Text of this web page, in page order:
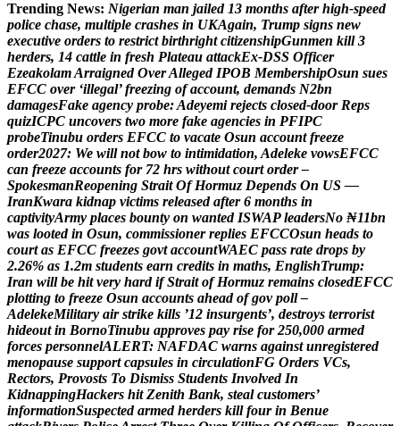
Trending News: Nigerian man jailed 13 months after high-speed
police chase, multiple crashes in UKAgain, Trump signs new
executive orders to restrict birthright citizenshipGunmen kill 3
herders, 14 cattle in fresh Plateau attackEx-DSS Officer
EzeakolamArraigned OverAlleged IPOB MembershipOsun sues
EFCC over ‘illegal’ freezing of account, demands N2bn
damagesFake agency probe:Adeyemi rejects closed-door Reps
quizICPC uncovers two more fake agencies in PFIPC
probeTinubu orders EFCC to vacate Osun account freeze
order2027: We will not bow to intimidation, Adeleke vowsEFCC
can freeze accounts for 72 hrs without court order –
SpokesmanReopening Strait Of Hormuz Depends On US —
IranKwara kidnap victims released after 6 months in
captivityArmy places bounty on wanted ISWAP leadersNo ₦11bn
was looted in Osun, commissioner replies EFCCOsun heads to
court as EFCC freezes govt accountWAEC pass rate drops by
2.26% as 1.2m students earn credits in maths, EnglishTrump:
Iran will be hit very hard if Strait of Hormuz remains closedEFCC
plotting to freeze Osun accounts ahead of gov poll –
AdelekeMilitary air strike kills ’12 insurgents’, destroys terrorist
hideout in BornoTinubu approves pay rise for 250,000 armed
forces personnelALERT: NAFDAC warns against unregistered
menopause support capsules in circulationFG Orders VCs,
Rectors, Provosts To Dismiss Students Involved In
KidnappingHackers hit Zenith Bank, steal customers’
informationSuspected armed herders kill four in Benue